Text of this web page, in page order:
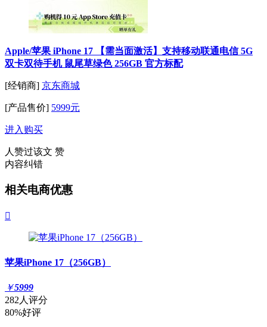
Apple/苹果 iPhone 17 【需当面激活】支持移动联通电信 5G
双卡双待手机 鼠尾草绿色 256GB 官方标配
[经销商] 京东商城
[产品售价] 5999元
进入购买
人赞过该文 赞
内容纠错
相关电商优惠

苹果iPhone 17（256GB）
￥5999
282人评分
80%好评